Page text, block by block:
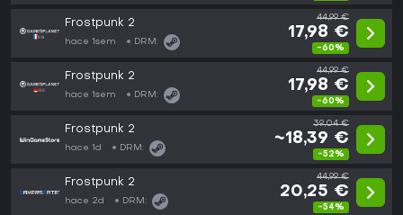
Frostpunk 2
hace 1sem DRM:
44,99 €
17,98 €
-60%
Frostpunk 2
hace 1sem DRM:
44,99 €
17,98 €
-60%
Frostpunk 2
hace 1d DRM:
39,04 €
~18,39 €
-52%
Frostpunk 2
hace 2d DRM:
44,99 €
20,25 €
-54%